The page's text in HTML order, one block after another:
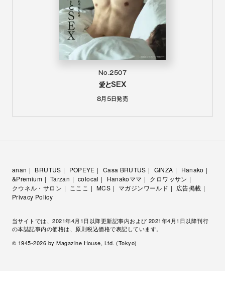
No.2507
愛とSEX
8月5日発売
anan BRUTUS POPEYE Casa BRUTUS GINZA
Hanako
&Premium
Tarzan colocal Hanakoママ
クロワッサン
クウネル・サロン
こここ MCS マガジンワールド
広告掲載
Privacy Policy
当サイトでは、2021年4月1日以降更新記事内および 2021年4月1日以降刊行
の本誌記事内の価格は、原則税込価格で表記しています。
© 1945-2026 by Magazine House, Ltd. (Tokyo)